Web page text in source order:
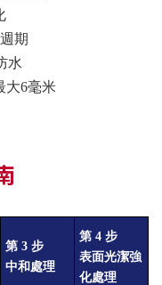
期
水
大6毫米
第 3 步
中和處理
第 4 步
表面光潔強
化處理